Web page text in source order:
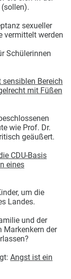
sexueller
vermittelt werden
Schülerinnen
Bereich
mit Füßen
wie Prof. Dr.
geäußert.
CDU-Basis
eines
um die
Landes.
und der
Markenkern der
Angst ist ein